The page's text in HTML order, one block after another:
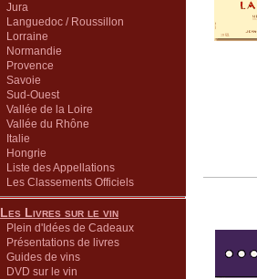
Jura
Languedoc / Roussillon
Lorraine
Normandie
Provence
Savoie
Sud-Ouest
Vallée de la Loire
Vallée du Rhône
Italie
Hongrie
Liste des Appellations
Les Classements Officiels
Les Livres sur le vin
Plein d'Idées de Cadeaux
Présentations de livres
Guides de vins
DVD sur le vin